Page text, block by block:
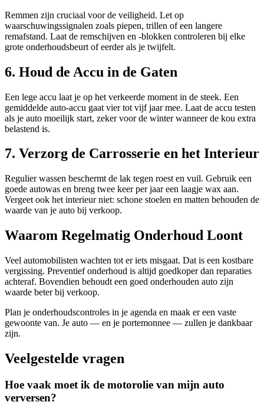
Remmen zijn cruciaal voor de veiligheid. Let op
waarschuwingssignalen zoals piepen, trillen of een langere
remafstand. Laat de remschijven en -blokken controleren bij elke
grote onderhoudsbeurt of eerder als je twijfelt.
6. Houd de Accu in de Gaten
Een lege accu laat je op het verkeerde moment in de steek. Een
gemiddelde auto-accu gaat vier tot vijf jaar mee. Laat de accu testen
als je auto moeilijk start, zeker voor de winter wanneer de kou extra
belastend is.
7. Verzorg de Carrosserie en het Interieur
Regulier wassen beschermt de lak tegen roest en vuil. Gebruik een
goede autowas en breng twee keer per jaar een laagje wax aan.
Vergeet ook het interieur niet: schone stoelen en matten behouden de
waarde van je auto bij verkoop.
Waarom Regelmatig Onderhoud Loont
Veel automobilisten wachten tot er iets misgaat. Dat is een kostbare
vergissing. Preventief onderhoud is altijd goedkoper dan reparaties
achteraf. Bovendien behoudt een goed onderhouden auto zijn
waarde beter bij verkoop.
Plan je onderhoudscontroles in je agenda en maak er een vaste
gewoonte van. Je auto — en je portemonnee — zullen je dankbaar
zijn.
Veelgestelde vragen
Hoe vaak moet ik de motorolie van mijn auto
verversen?